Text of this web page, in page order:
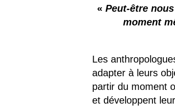
« Peut-être
moment
Les
adapter à leurs
partir du moment
et développent